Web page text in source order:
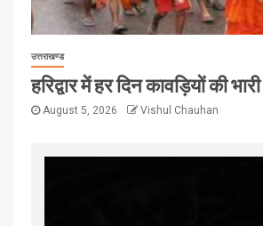
उत्तराखण्ड
हरिद्वार में हर दिन कावड़ियों की
August 5, 2026 Vishul Chauhan